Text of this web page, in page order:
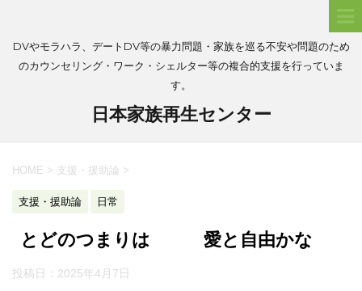
DVやモラハラ、デートDV等の暴力問題・家族を巡る不安や問題のため
のカウンセリング・ワーク・シェルター等の複合的支援を行っていま
す。
日本家族再生センター
HOME > 支援・援助論 >
支援・援助論 日常
とどのつまりは 愛と自由かな
投稿日： 2025年4月7日